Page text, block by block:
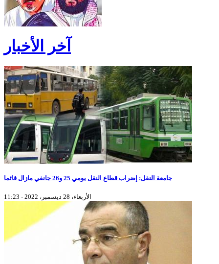
آخر الأخبار
جامعة النقل: إضراب قطاع النقل يومي 25 و26 جانفي مازال قائما
الأربعاء، 28 ديسمبر، 2022 - 11:23